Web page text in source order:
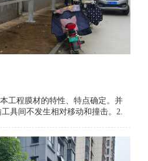
工程膜材的特性、特点确定。并
具间不发生相对移动和撞击。2.